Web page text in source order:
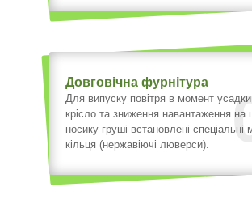
Довговічна фурнітура
Для випуску повітря в момент
крісло та зниження навантаження на
носику груші встановлені спеціальні
кільця (нержавіючі люверси).